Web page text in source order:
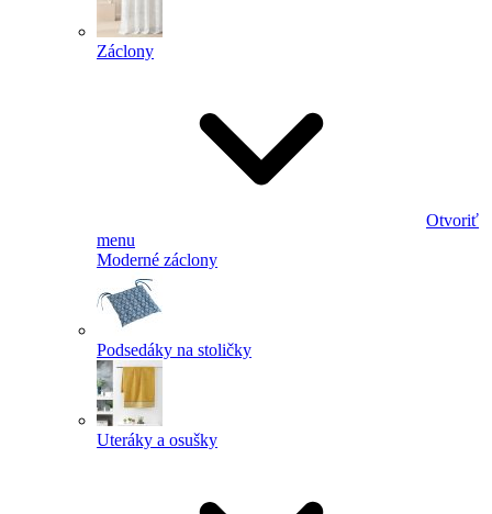
Záclony
Otvoriť
menu
Moderné záclony
Podsedáky na stoličky
Uteráky a osušky